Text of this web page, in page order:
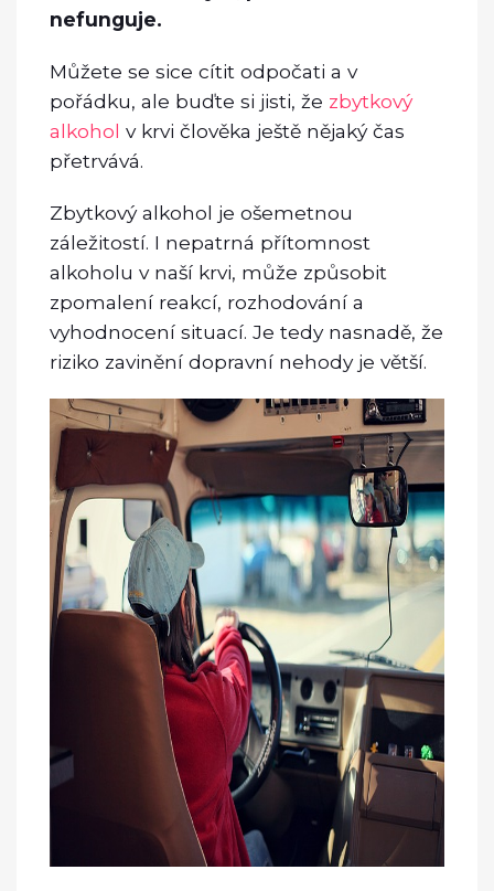
nefunguje.
Můžete se sice cítit odpočati a v
pořádku, ale buďte si jisti, že zbytkový
alkohol v krvi člověka ještě nějaký čas
přetrvává.
Zbytkový alkohol je ošemetnou
záležitostí. I nepatrná přítomnost
alkoholu v naší krvi, může způsobit
zpomalení reakcí, rozhodování a
vyhodnocení situací. Je tedy nasnadě, že
riziko zavinění dopravní nehody je větší.